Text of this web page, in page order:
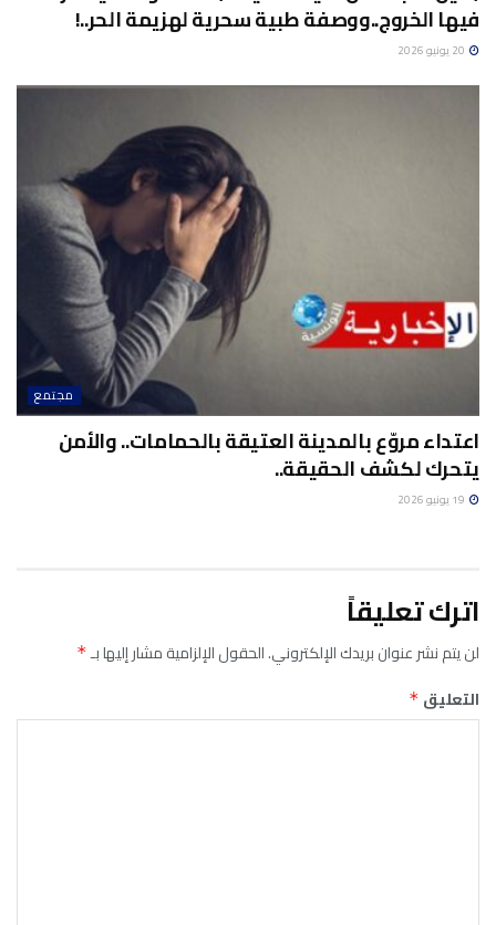
فيها الخروج..ووصفة طبية سحرية لهزيمة الحر..!
مجتمع
اعتداء مروّع بالمدينة العتيقة بالحمامات.. والأمن
يتحرك لكشف الحقيقة..
اترك تعليقاً
لن يتم نشر عنوان بريدك الإلكتروني.الحقول الإلزامية مشار إليها بـ*
التعليق *